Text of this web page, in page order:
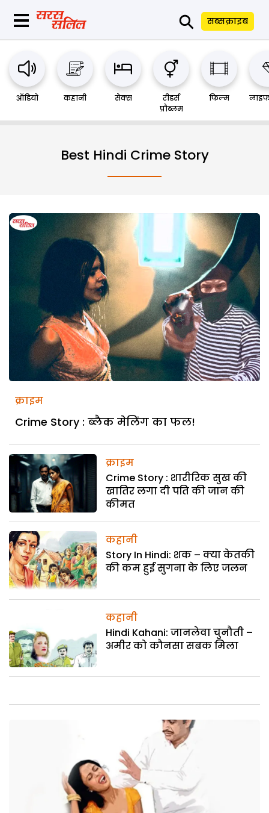
⚲ सब्सक्राइब
ऑडियो कहानी सेक्स
रीडर्स
प्रौब्लम
फिल्म
Best Hindi Crime Story
क्राइम
Crime Story : ब्लैक मेलिंग का फल!
क्राइम
Crime Story : शारीरिक सुख की
खातिर लगा दी पति की जान की
कीमत
कहानी
Story In Hindi: शक – क्या केतकी
की कम हुई सुगना के लिए जलन
कहानी
Hindi Kahani: जानलेवा चुनौती –
अमीर को कौनसा सबक मिला